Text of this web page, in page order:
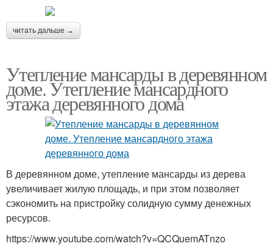
читать дальше →
Утепление мансарды в деревянном
доме. Утепление мансардного
этажа деревянного дома
В деревянном доме, утепление мансарды из дерева
увеличивает жилую площадь, и при этом позволяет
сэкономить на пристройку солидную сумму денежных
ресурсов.
https://www.youtube.com/watch?v=QCQuemATnzo